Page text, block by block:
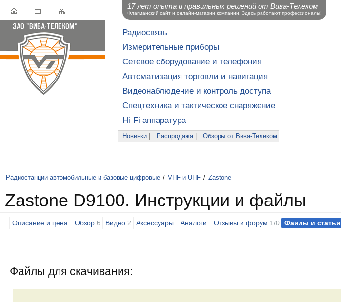
Радиосвязь
Измерительные приборы
Сетевое оборудование и телефония
Автоматизация торговли и навигация
Видеонаблюдение и контроль доступа
Спецтехника и тактическое снаряжение
Hi-Fi аппаратура
Новинки Распродажа| Обзоры от Вива-Телеком
Радиостанции автомобильные и базовые цифровые / VHF и UHF / Zastone
Zastone D9100. Инструкции и файлы
Описание и цена Обзор 6 Видео 2 Аксессуары Аналоги Отзывы и форум 1/0 Файлы и статьи
Файлы для скачивания:
17 лет опыта и правильных решений от Вива-Телеком
Флагманский сайт и онлайн-магазин компании. Здесь работают профессионалы!